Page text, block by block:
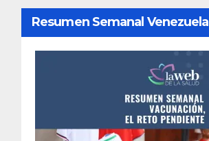
Resumen Semanal Venezuela